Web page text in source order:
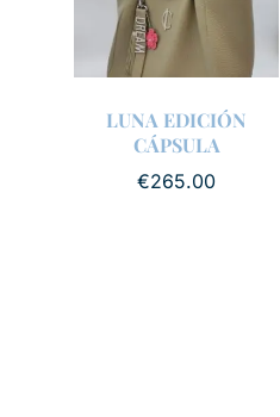
LUNA EDICIÓN
CÁPSULA
€265.00